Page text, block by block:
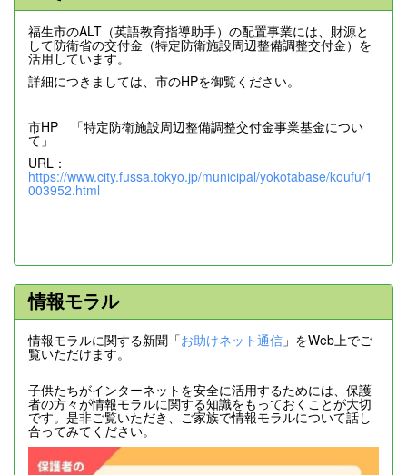
福生市のALT（英語教育指導助手）の配置事業には、財源と
して防衛省の交付金（特定防衛施設周辺整備調整交付金）を
活用しています。
詳細につきましては、市のHPを御覧ください。
市HP 「特定防衛施設周辺整備調整交付金事業基金につい
て」
URL：
https://www.city.fussa.tokyo.jp/municipal/yokotabase/koufu/1
003952.html
情報モラル
情報モラルに関する新聞「お助けネット通信 」をWeb上でご
覧いただけます。
子供たちがインターネットを安全に活用するためには、保護
者の方々が情報モラルに関する知識をもっておくことが大切
です。是非ご覧いただき、ご家族で情報モラルについて話し
合ってみてください。